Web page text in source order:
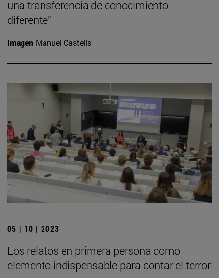
una transferencia de conocimiento
diferente”
Imagen Manuel Castells
05 | 10 | 2023
Los relatos en primera persona como
elemento indispensable para contar el terror